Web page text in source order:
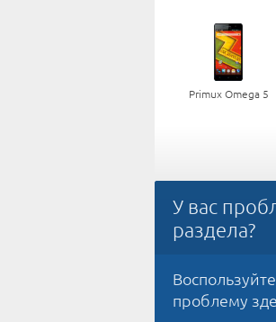
Primux Omega 5
У вас
раздела?
проблему